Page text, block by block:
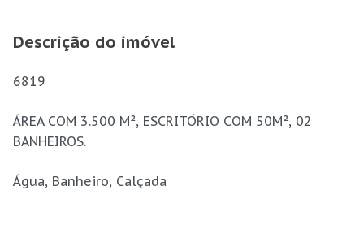
Descrição do imóvel
6819
ÁREA COM 3.500 M², ESCRITÓRIO COM 50M², 02
BANHEIROS.
Água, Banheiro, Calçada